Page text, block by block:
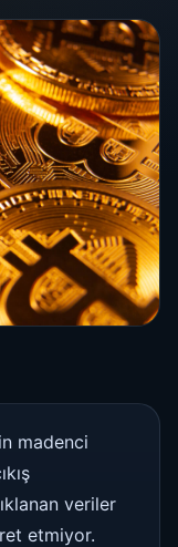
madenci
veriler
etmiyor.